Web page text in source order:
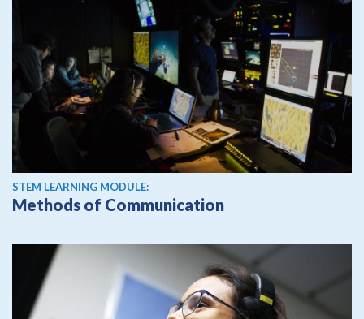
STEM LEARNING MODULE:
Methods of Communication